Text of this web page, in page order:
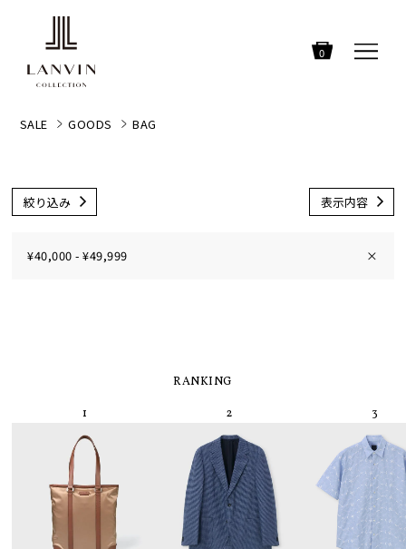
0
SALE GOODS BAG
絞り込み 表示内容
¥40,000 - ¥49,999 ×
RANKING